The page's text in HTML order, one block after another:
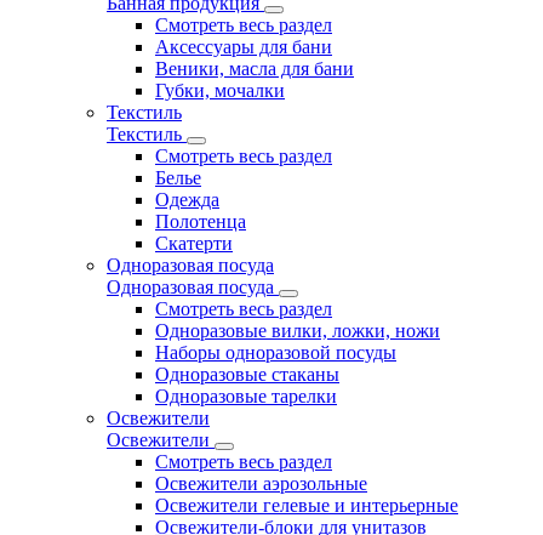
Смотреть весь раздел
Аксессуары для бани
Веники, масла для бани
Губки, мочалки
Текстиль
Текстиль
Смотреть весь раздел
Белье
Одежда
Полотенца
Скатерти
Одноразовая посуда
Одноразовая посуда
Смотреть весь раздел
Одноразовые вилки, ложки, ножи
Наборы одноразовой посуды
Одноразовые стаканы
Одноразовые тарелки
Освежители
Освежители
Смотреть весь раздел
Освежители аэрозольные
Освежители гелевые и интерьерные
Освежители-блоки для унитазов